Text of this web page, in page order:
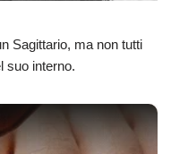
Sagittario, ma non tutti
suo interno.